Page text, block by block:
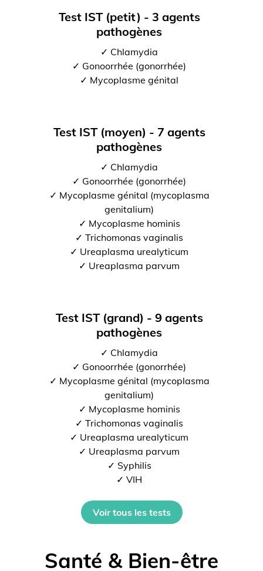
Test IST (petit) - 3 agents
pathogènes
✓ Chlamydia
✓ Gonoorrhée (gonorrhée)
✓ Mycoplasme génital
Test IST (moyen) - 7 agents
pathogènes
✓ Chlamydia
✓ Gonoorrhée (gonorrhée)
✓ Mycoplasme génital (mycoplasma
genitalium)
✓ Mycoplasme hominis
✓ Trichomonas vaginalis
✓ Ureaplasma urealyticum
✓ Ureaplasma parvum
Test IST (grand) - 9 agents
pathogènes
✓ Chlamydia
✓ Gonoorrhée (gonorrhée)
✓ Mycoplasme génital (mycoplasma
genitalium)
✓ Mycoplasme hominis
✓ Trichomonas vaginalis
✓ Ureaplasma urealyticum
✓ Ureaplasma parvum
✓ Syphilis
✓ VIH
Voir tous les tests
Santé & Bien-être